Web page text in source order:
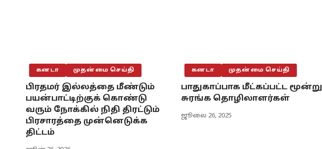
கனடா முதன்மை செய்தி
பிரதமர் இல்லத்தை மீண்டும்
பயன்பாட்டிற்குக் கொண்டு
வரும் நோக்கில் நிதி திரட்டும்
பிரசாரத்தை முன்னெடுக்க
திட்டம்
கனடா முதன்மை செய்தி
பாதுகாப்பாக மீட்கப்பட்ட மூன்று
சுரங்க தொழிலாளர்கள்
ஜூலை 26, 2025